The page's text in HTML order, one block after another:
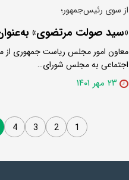
از سوی رئیس‌جمهور؛
«سید صولت مرتضوی»
معاون امور مجلس ریاست جمهوری از
اجتماعی به مجلس شورای…
۲۳ مهر ۱۴۰۱
1
2
3
4